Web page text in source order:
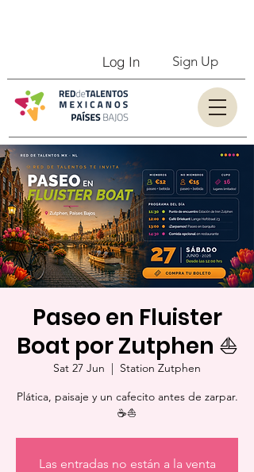
Log In Sign Up
Paseo en Fluister
Boat por Zutphen ⛵
Sat 27 Jun
  |
Station Zutphen
Plática, paisaje y un cafecito antes de zarpar.
☕⛵
Las entradas no están a la venta